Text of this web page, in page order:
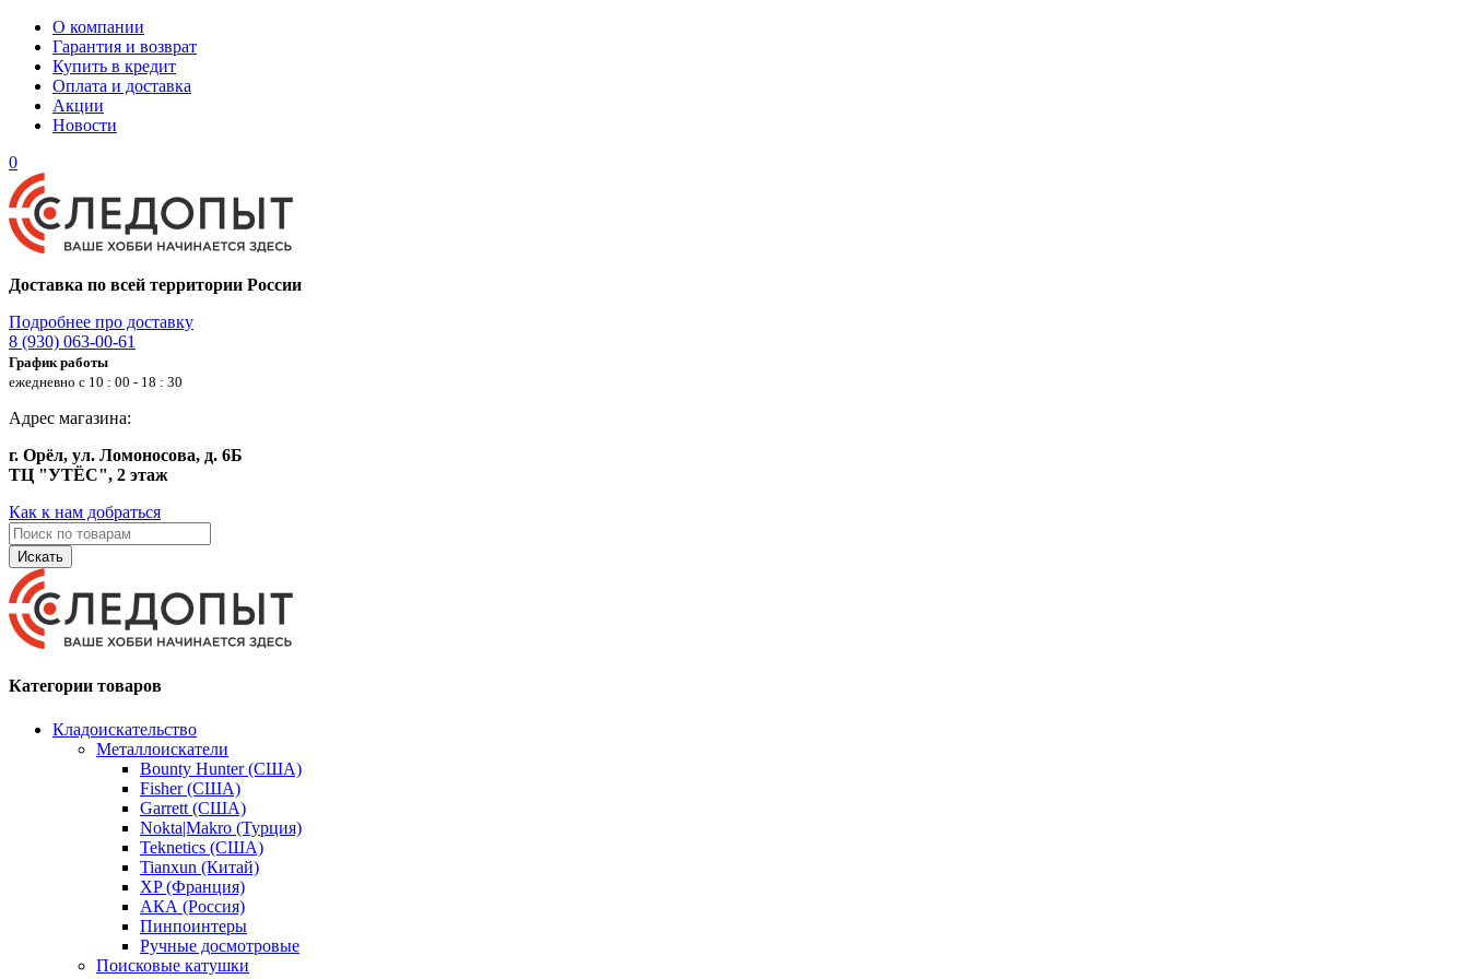
О компании
Гарантия и возврат
Купить в кредит
Оплата и доставка
Акции
Новости
0
Доставка по всей территории России
Подробнее про доставку
8 (930) 063-00-61
График работы
ежедневно с 10 : 00 - 18 : 30
Адрес магазина:
г. Орёл, ул. Ломоносова, д. 6Б
ТЦ "УТЁС", 2 этаж
Как к нам добраться
Искать
Категории товаров
Кладоискательство
Металлоискатели
Bounty Hunter (США)
Fisher (США)
Garrett (США)
Nokta|Makro (Турция)
Teknetics (США)
Tianxun (Китай)
XP (Франция)
АКА (Россия)
Пинпоинтеры
Ручные досмотровые
Поисковые катушки